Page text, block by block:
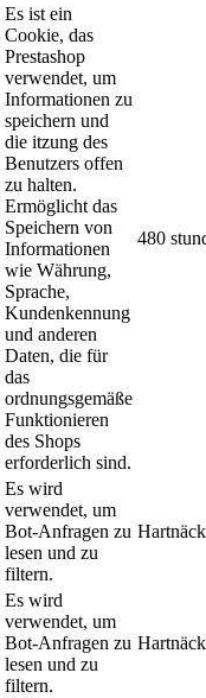
Es ist ein
Cookie, das
Prestashop
verwendet, um
Informationen zu
speichern und
die itzung des
Benutzers offen
zu halten.
Ermöglicht das
Speichern von
Informationen
wie Währung,
Sprache,
Kundenkennung
und anderen
Daten, die für
das
ordnungsgemäße
Funktionieren
des Shops
erforderlich sind.
480
Es wird
verwendet, um
Bot-Anfragen zu
lesen und zu
filtern.
Es wird
verwendet, um
Bot-Anfragen zu
lesen und zu
filtern.